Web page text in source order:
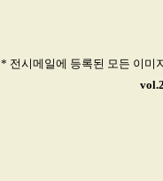
* 전시메일에 등록된 모든 이미